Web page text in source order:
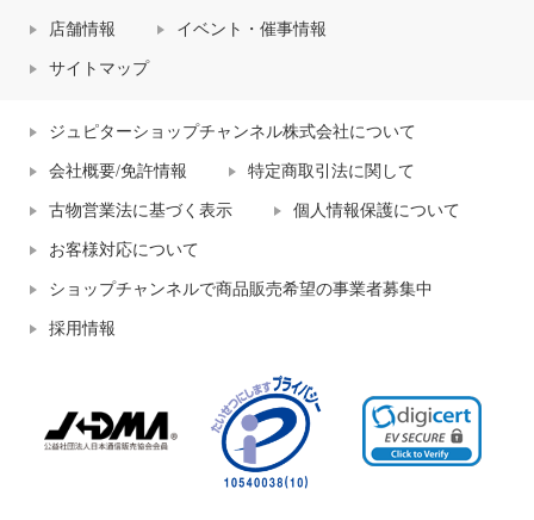
店舗情報 イベント・催事情報
サイトマップ
ジュピターショップチャンネル株式会社について
会社概要/免許情報 特定商取引法に関して
古物営業法に基づく表示 個人情報保護について
お客様対応について
ショップチャンネルで商品販売希望の事業者募集中
採用情報